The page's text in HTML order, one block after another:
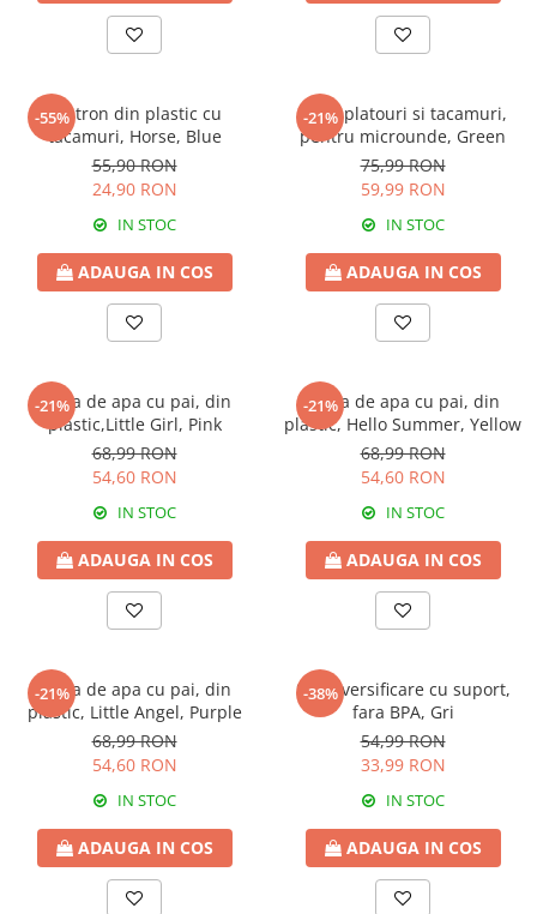
-55%
Castron din plastic cu
tacamuri, Horse, Blue
55,90 RON
24,90 RON
IN STOC
ADAUGA IN COS
-21%
Set 4 platouri si tacamuri,
pentru microunde, Green
75,99 RON
59,99 RON
IN STOC
ADAUGA IN COS
-21%
Sticla de apa cu pai, din
plastic,Little Girl, Pink
68,99 RON
54,60 RON
IN STOC
ADAUGA IN COS
-21%
Sticla de apa cu pai, din
plastic, Hello Summer, Yellow
68,99 RON
54,60 RON
IN STOC
ADAUGA IN COS
-21%
Sticla de apa cu pai, din
plastic, Little Angel, Purple
68,99 RON
54,60 RON
IN STOC
ADAUGA IN COS
-38%
Set diversificare cu suport,
fara BPA, Gri
54,99 RON
33,99 RON
IN STOC
ADAUGA IN COS